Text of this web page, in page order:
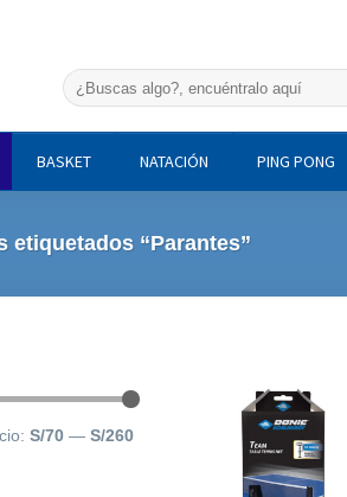
Buscar
por:
BASKET NATACIÓN PING PONG
etiquetados “Parantes”
S/70— S/260